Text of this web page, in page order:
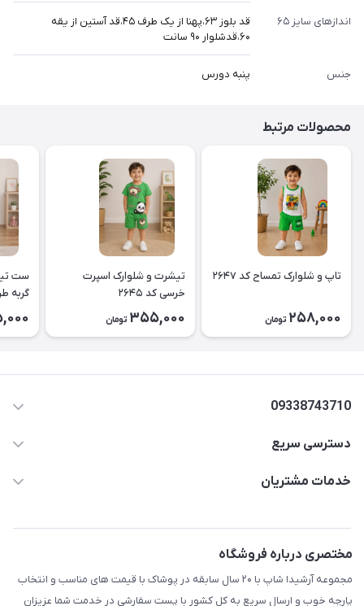
اندازهای سایز ۶۵
قد بلوز ۶۳،پهنا از یک طرف ۴۵،قد آستین از یقه
۶۰،قدشلوار ۹۰ سانت
جنس پنبه دورس
محصولات مرتبط
تاپ و شلوارک تمساح کد ۲۶۴۷
258,000 تومان
تیشرت و شلوارک اسپرت
خرسی کد ۲۶۴۵
355,000 تومان
ست
09338743710
دسترسی سریع
حساب کاربری
لیست محصولات
درباره ما
تماس با ما
خدمات مشتریان
مختصری درباره فروشگاه
مجموعه آرشیدا شاپ با ۲۰ سال سابقه در پوشاک با قیمت های مناسب و انتخاب
پارچه خوب و ارسال سریع به کل کشور با پست سفارشی در خدمت شما عزیزان